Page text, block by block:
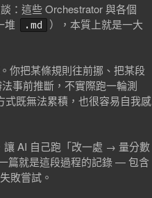
：這些 Orchestrator 與各個
堆 .md
），本質上就是一大
。你把某條規則往前挪、把某段
事前推斷，不實際跑一輪測
既無法累積，也很容易自我感
讓 AI 自己跑「改一處 → 量分數
篇就是這段過程的記錄 — 包含
敗嘗試。